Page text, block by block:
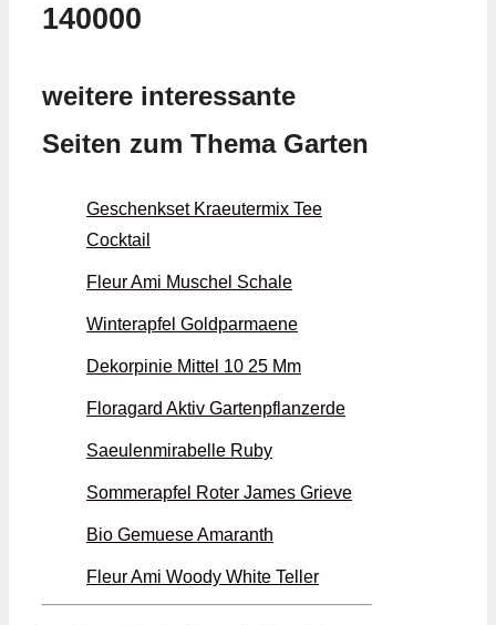
140000
weitere interessante
Seiten zum Thema Garten
Geschenkset Kraeutermix Tee
Cocktail
Fleur Ami Muschel Schale
Winterapfel Goldparmaene
Dekorpinie Mittel 10 25 Mm
Floragard Aktiv Gartenpflanzerde
Saeulenmirabelle Ruby
Sommerapfel Roter James Grieve
Bio Gemuese Amaranth
Fleur Ami Woody White Teller